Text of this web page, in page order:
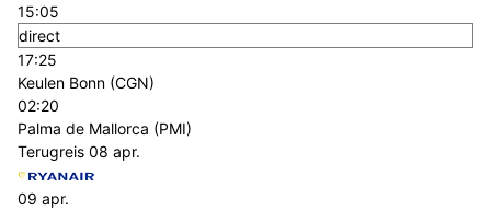
15:05
direct
17:25
Keulen Bonn (CGN)
02:20
Palma de Mallorca (PMI)
Terugreis 08 apr.
09 apr.